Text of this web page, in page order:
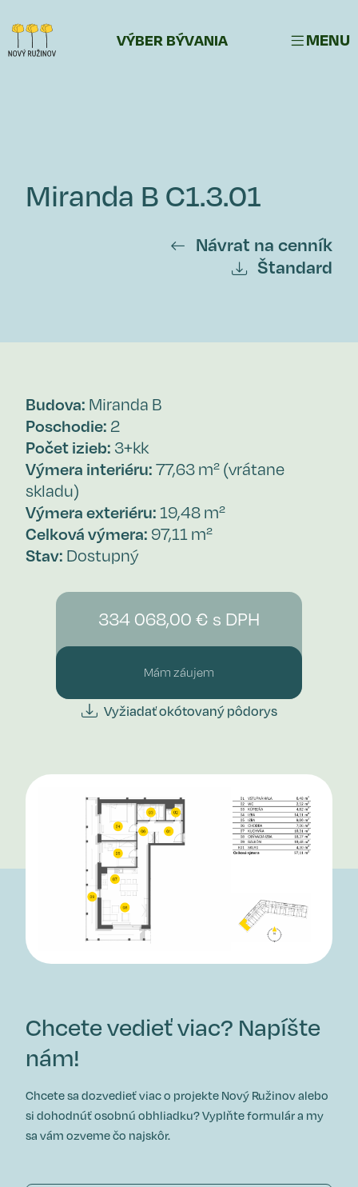
VÝBER BÝVANIA MENU
Miranda B C1.3.01
Návrat na cenník
Štandard
Budova: Miranda B
Poschodie: 2
Počet izieb: 3+kk
Výmera interiéru: 77,63 m² (vrátane
skladu)
Výmera exteriéru: 19,48 m²
Celková výmera: 97,11 m²
Stav: Dostupný
334 068,00 € s DPH
Mám záujem
Vyžiadať okótovaný pôdorys
Chcete vedieť viac? Napíšte
nám!
Chcete sa dozvedieť viac o projekte Nový Ružinov alebo
si dohodnúť osobnú obhliadku?Vyplňte formulár a my
sa vám ozveme čo najskôr.